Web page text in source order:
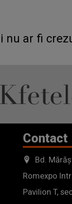
nu ar fi
Contact
Bd.
Romexpo
Pavilion T,